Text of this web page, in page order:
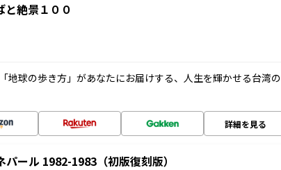
絶景１００
地球の歩き方」があなたにお届けする、人生を輝かせる台湾の
詳細を見る
ール 1982-1983（初版復刻版）